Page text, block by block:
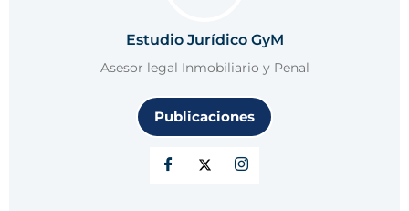
Estudio Jurídico GyM
Asesor legal Inmobiliario y Penal
Publicaciones